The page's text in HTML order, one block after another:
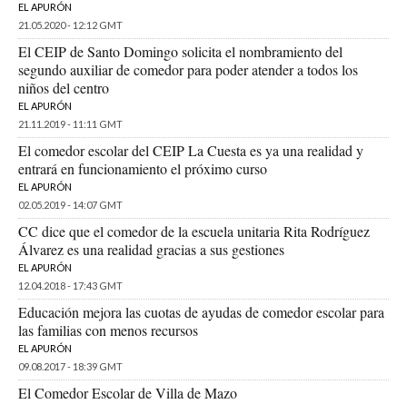
EL APURÓN
21.05.2020 - 12:12 GMT
El CEIP de Santo Domingo solicita el nombramiento del
segundo auxiliar de comedor para poder atender a todos los
niños del centro
EL APURÓN
21.11.2019 - 11:11 GMT
El comedor escolar del CEIP La Cuesta es ya una realidad y
entrará en funcionamiento el próximo curso
EL APURÓN
02.05.2019 - 14:07 GMT
CC dice que el comedor de la escuela unitaria Rita Rodríguez
Álvarez es una realidad gracias a sus gestiones
EL APURÓN
12.04.2018 - 17:43 GMT
Educación mejora las cuotas de ayudas de comedor escolar para
las familias con menos recursos
EL APURÓN
09.08.2017 - 18:39 GMT
El Comedor Escolar de Villa de Mazo